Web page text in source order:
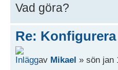
Vad göra?
Re:
av Mikael » sön jan